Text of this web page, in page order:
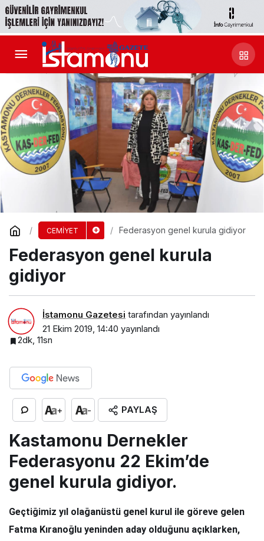
CEMİYET Federasyon genel kurula gidiyor
Federasyon genel kurula
gidiyor
İstamonu Gazetesi tarafından yayınlandı
21 Ekim 2019, 14:40 yayınlandı
2dk, 11sn
+ - PAYLAŞ
Kastamonu Dernekler
Federasyonu 22 Ekim’de
genel kurula gidiyor.
Geçtiğimiz yıl olağanüstü genel kurul ile göreve gelen
Fatma Kıranoğlu yeninden aday olduğunu açıklarken,